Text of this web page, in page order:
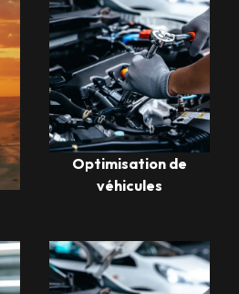
Optimisation de
véhicules